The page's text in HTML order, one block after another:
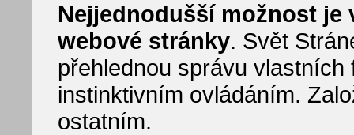
Nejjednodušší možnost
webové stránky. Svět
přehlednou správu
instinktivním ovládáním.
ostatním.